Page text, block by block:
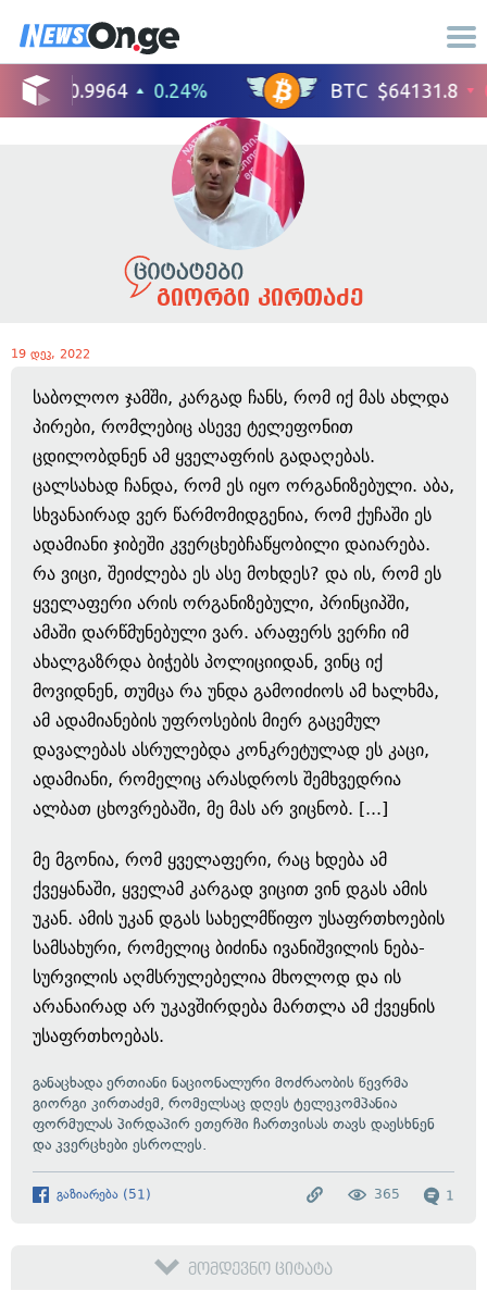
გიორგი კირთაძე
19 დეკ, 2022
საბოლოო ჯამში, კარგად ჩანს, რომ იქ მას ახლდა
პირები, რომლებიც ასევე ტელეფონით
ცდილობდნენ ამ ყველაფრის გადაღებას.
ცალსახად ჩანდა, რომ ეს იყო ორგანიზებული. აბა,
სხვანაირად ვერ წარმომიდგენია, რომ ქუჩაში ეს
ადამიანი ჯიბეში კვერცხებჩაწყობილი დაიარება.
რა ვიცი, შეიძლება ეს ასე მოხდეს? და ის, რომ ეს
ყველაფერი არის ორგანიზებული, პრინციპში,
ამაში დარწმუნებული ვარ. არაფერს ვერჩი იმ
ახალგაზრდა ბიჭებს პოლიციიდან, ვინც იქ
მოვიდნენ, თუმცა რა უნდა გამოიძიოს ამ ხალხმა,
ამ ადამიანების უფროსების მიერ გაცემულ
დავალებას ასრულებდა კონკრეტულად ეს კაცი,
ადამიანი, რომელიც არასდროს შემხვედრია
ალბათ ცხოვრებაში, მე მას არ ვიცნობ. [...]
მე მგონია, რომ ყველაფერი, რაც ხდება ამ
ქვეყანაში, ყველამ კარგად ვიცით ვინ დგას ამის
უკან. ამის უკან დგას სახელმწიფო უსაფრთხოების
სამსახური, რომელიც ბიძინა ივანიშვილის ნება-
სურვილის აღმსრულებელია მხოლოდ და ის
არანაირად არ უკავშირდება მართლა ამ ქვეყნის
უსაფრთხოებას.
განაცხადა ერთიანი ნაციონალური მოძრაობის წევრმა
გიორგი კირთაძემ, რომელსაც დღეს ტელეკომპანია
ფორმულას პირდაპირ ეთერში ჩართვისას თავს დაესხნენ
და კვერცხები ესროლეს.
გაზიარება (51) 1
365
მომდევნო ციტატა